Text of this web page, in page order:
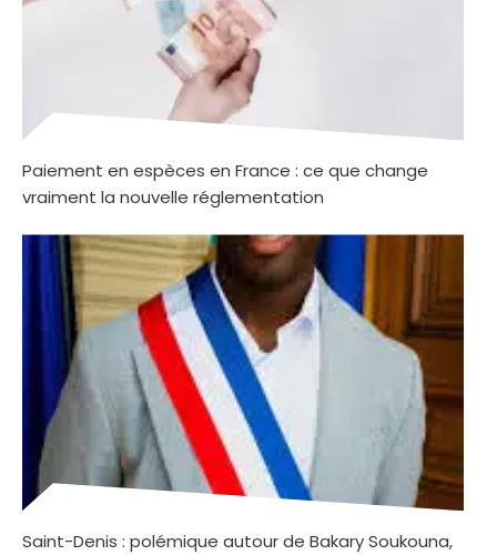
Paiement en espèces en France : ce que change
vraiment la nouvelle réglementation
Saint-Denis : polémique autour de Bakary Soukouna,